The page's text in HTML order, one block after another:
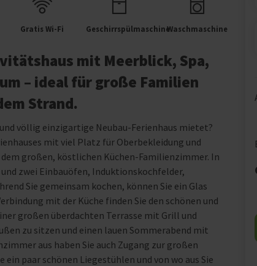
Gratis Wi-Fi GeschirrspülmaschineWaschmaschine
mit Meerblick, Spa,
– ideal für große Familien
Strand.
völlig einzigartige Neubau-Ferienhaus mietet?
mit viel Platz für Oberbekleidung und
großen, köstlichen Küchen-Familienzimmer. In
zwei Einbauöfen, Induktionskochfelder,
Sie gemeinsam kochen, können Sie ein Glas
mit der Küche finden Sie den schönen und
großen überdachten Terrasse mit Grill und
zu sitzen und einen lauen Sommerabend mit
aus haben Sie auch Zugang zur großen
paar schönen Liegestühlen und von wo aus Sie